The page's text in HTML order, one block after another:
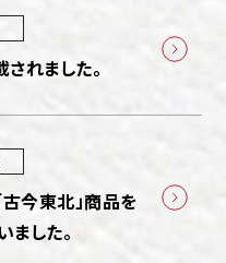
れました。
今東北」商品を
した。